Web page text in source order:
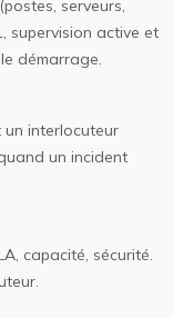
serveurs,
supervision active et
démarrage.
un interlocuteur
un incident
capacité, sécurité.